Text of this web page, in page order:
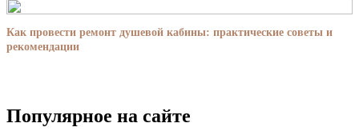
Как провести ремонт душевой кабины: практические советы и
рекомендации
Популярное на сайте